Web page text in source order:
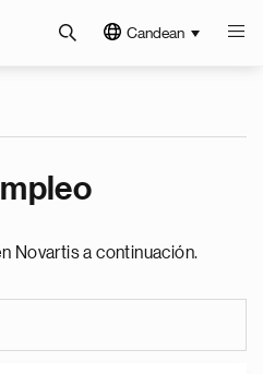
Candean
Novartis a continuación.